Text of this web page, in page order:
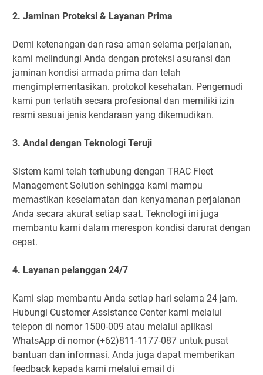
2. Jaminan Proteksi & Layanan Prima
Demi ketenangan dan rasa aman selama perjalanan,
kami melindungi Anda dengan proteksi asuransi dan
jaminan kondisi armada prima dan telah
mengimplementasikan. protokol kesehatan. Pengemudi
kami pun terlatih secara profesional dan memiliki izin
resmi sesuai jenis kendaraan yang dikemudikan.
3. Andal dengan Teknologi Teruji
Sistem kami telah terhubung dengan TRAC Fleet
Management Solution sehingga kami mampu
memastikan keselamatan dan kenyamanan perjalanan
Anda secara akurat setiap saat. Teknologi ini juga
membantu kami dalam merespon kondisi darurat dengan
cepat.
4. Layanan pelanggan 24/7
Kami siap membantu Anda setiap hari selama 24 jam.
Hubungi Customer Assistance Center kami melalui
telepon di nomor 1500-009 atau melalui aplikasi
WhatsApp di nomor (+62)811-1177-087 untuk pusat
bantuan dan informasi. Anda juga dapat memberikan
feedback kepada kami melalui email di